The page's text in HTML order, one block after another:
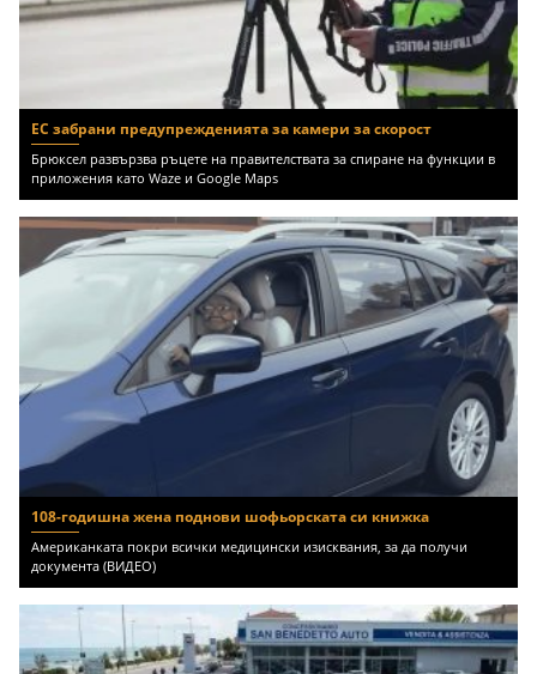
ЕС забрани предупрежденията за камери за скорост
Брюксел развързва ръцете на правителствата за спиране на функции в
приложения като Waze и Google Maps
108-годишна жена поднови шофьорската си книжка
Американката покри всички медицински изисквания, за да получи
документа (ВИДЕО)